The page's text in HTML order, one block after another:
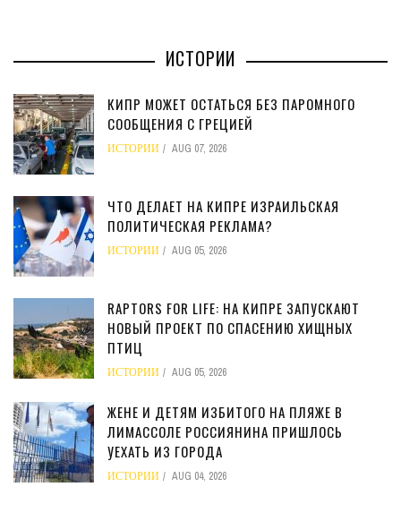
ИСТОРИИ
КИПР МОЖЕТ ОСТАТЬСЯ БЕЗ ПАРОМНОГО
СООБЩЕНИЯ С ГРЕЦИЕЙ
ИСТОРИИ AUG 07, 2026
ЧТО ДЕЛАЕТ НА КИПРЕ ИЗРАИЛЬСКАЯ
ПОЛИТИЧЕСКАЯ РЕКЛАМА?
ИСТОРИИ AUG 05, 2026
RAPTORS FOR LIFE: НА КИПРЕ ЗАПУСКАЮТ
НОВЫЙ ПРОЕКТ ПО СПАСЕНИЮ ХИЩНЫХ
ПТИЦ
ИСТОРИИ AUG 05, 2026
ЖЕНЕ И ДЕТЯМ ИЗБИТОГО НА ПЛЯЖЕ В
ЛИМАССОЛЕ РОССИЯНИНА ПРИШЛОСЬ
УЕХАТЬ ИЗ ГОРОДА
ИСТОРИИ AUG 04, 2026